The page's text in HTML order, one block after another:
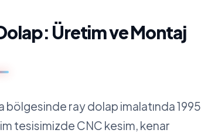
Üretim ve Montaj
bölgesinde ray dolap imalatında 1995
tesisimizde CNC kesim, kenar